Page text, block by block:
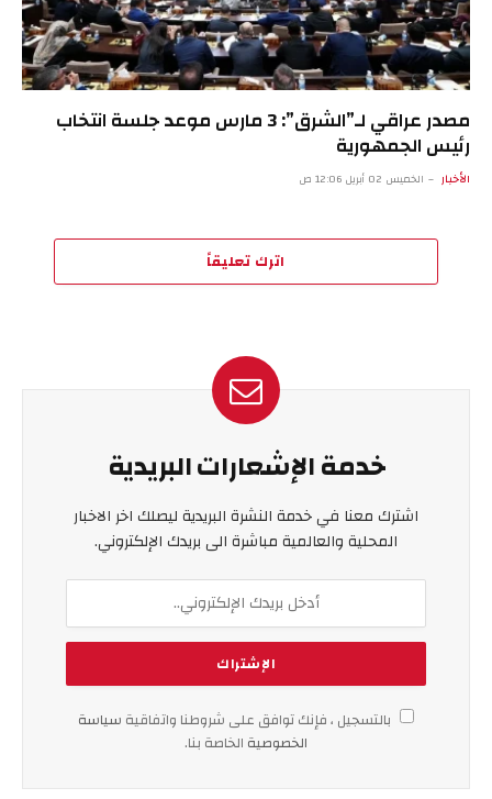
مصدر عراقي لـ”الشرق”: 3 مارس موعد جلسة انتخاب
رئيس الجمهورية
الأخبار الخميس 02 أبريل 12:06 ص
اترك تعليقاً
خدمة الإشعارات البريدية
اشترك معنا في خدمة النشرة البريدية ليصلك اخر الاخبار
المحلية والعالمية مباشرة الى بريدك الإلكتروني.
بالتسجيل ، فإنك توافق على شروطنا واتفاقية سياسة
الخصوصية الخاصة بنا.